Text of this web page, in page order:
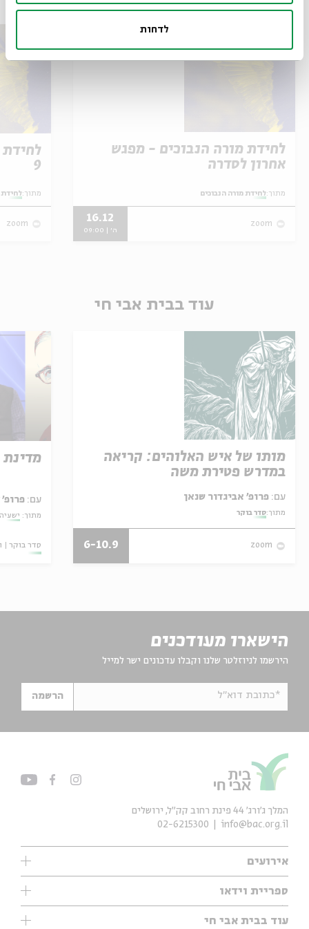
לדחות
לחידת מורה הנבוכים - מפגש
אחרון לסדרה
מתוך: לחידת מורה הנבוכים
zoom
16.12
ה' | 09:00
9
מתוך: לחידת
zoom
עוד בבית אבי חי
מותו של איש האלוהים: קריאה
במדרש פטירת משה
עם:
מתוך:סדר בוקר
zoom
6-10.9
עם: פרופ'
מתוך:
סדר בוקר
הישארו מעודכנים
הירשמו לניוזלטר שלנו וקבלו עדכונים ישר למייל
*כתובת דוא"ל הרשמה
אירועים
עיון
אנגלית
ספריית וידאו
ילדים
מוזיקה
עוד בבית אבי חי
המלך ג'ורג' 44 פינת רחוב קק״ל, ירושלים
info@bac.org.il
02-6215300